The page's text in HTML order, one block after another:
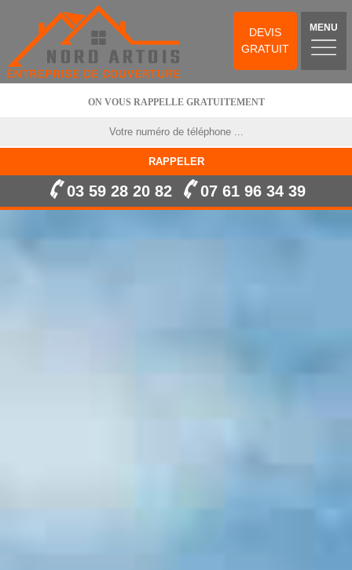
DEVIS
GRATUIT
MENU
ON VOUS RAPPELLE GRATUITEMENT
03 59 28 20 82 07 61 96 34 39